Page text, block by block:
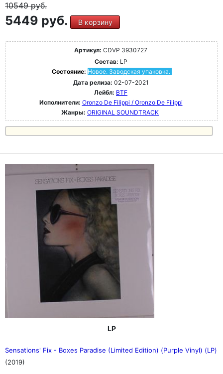
10549руб.
5449 руб. В корзину
Артикул: CDVP 3930727
Состав: LP
Состояние: Новое. Заводская упаковка.
Дата релиза: 02-07-2021
Лейбл: BTF
Исполнители: Oronzo De Filippi / Oronzo De Filippi
Жанры: ORIGINAL SOUNDTRACK
LP
Sensations' Fix - Boxes Paradise (Limited Edition) (Purple Vinyl) (LP)
(2019)